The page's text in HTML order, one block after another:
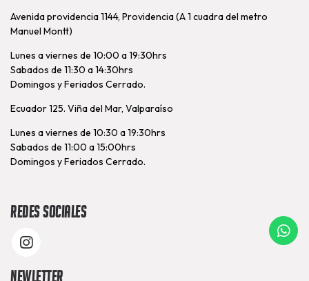
Avenida providencia 1144, Providencia (A 1 cuadra del metro
Manuel Montt)
Lunes a viernes de 10:00 a 19:30hrs
Sabados de 11:30 a 14:30hrs
Domingos y Feriados Cerrado.
Ecuador 125. Viña del Mar, Valparaíso
Lunes a viernes de 10:30 a 19:30hrs
Sabados de 11:00 a 15:00hrs
Domingos y Feriados Cerrado.
Redes Sociales
Newletter